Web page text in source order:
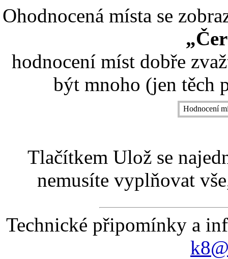
Ohodnocená místa se
hodnocení míst dobře
být mnoho (jen těch
Hodnocení
Tlačítkem Ulož se
nemusíte vyplňovat
Technické připomínky a